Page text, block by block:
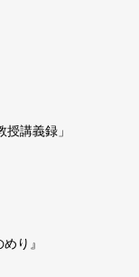
講義録」
り』